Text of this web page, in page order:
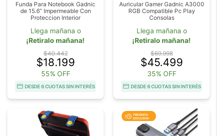
Funda Para Notebook Gadnic
de 15.6” Impermeable Con
Proteccion Interior
Llega mañana o
¡Retiralo mañana!
$40.442
$18.199
55% OFF
DESDE 6 CUOTAS SIN INTERÉS
Auricular Gamer Gadnic A3000
RGB Compatible Pc Play
Consolas
Llega mañana o
¡Retiralo mañana!
$69.998
$45.499
35% OFF
DESDE 6 CUOTAS SIN INTERÉS